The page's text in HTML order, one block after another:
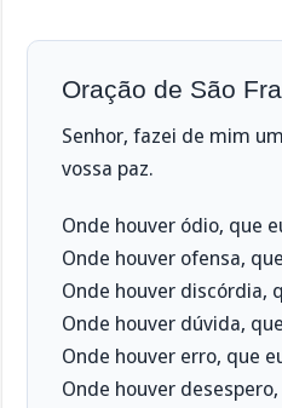
Oração de São
Senhor, fazei de mim
vossa paz.
Onde houver ódio, que
Onde houver ofensa,
Onde houver discórdia,
Onde houver dúvida,
Onde houver erro, que
Onde houver